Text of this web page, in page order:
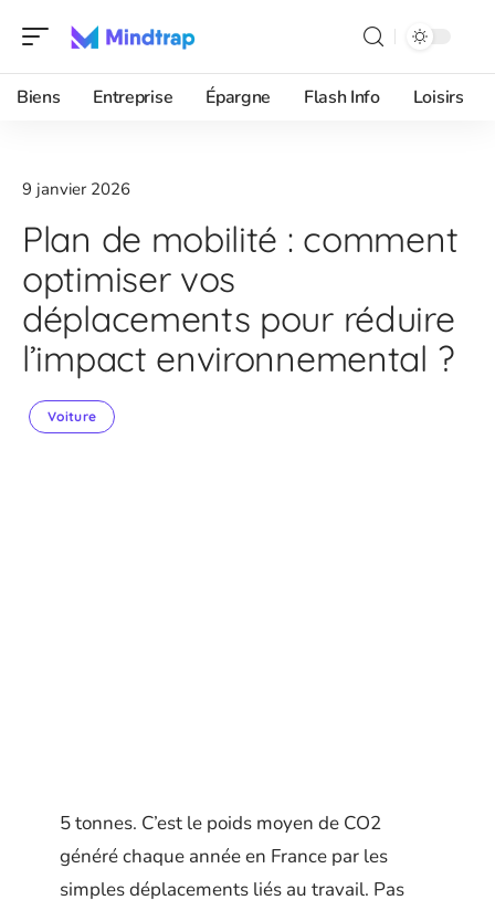
Biens Entreprise Épargne Flash Info Loisirs
9 janvier 2026
Plan de mobilité : comment
optimiser vos
déplacements pour réduire
l’impact environnemental ?
Voiture
5 tonnes. C’est le poids moyen de CO2
généré chaque année en France par les
simples déplacements liés au travail. Pas